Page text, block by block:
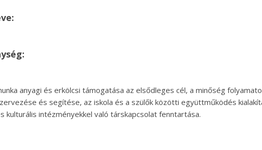
anyagi és erkölcsi támogatása az elsődleges cél, a minőség
és segítése, az iskola és a szülők közötti együttműködés
kulturális intézményekkel való társkapcsolat fenntartása.